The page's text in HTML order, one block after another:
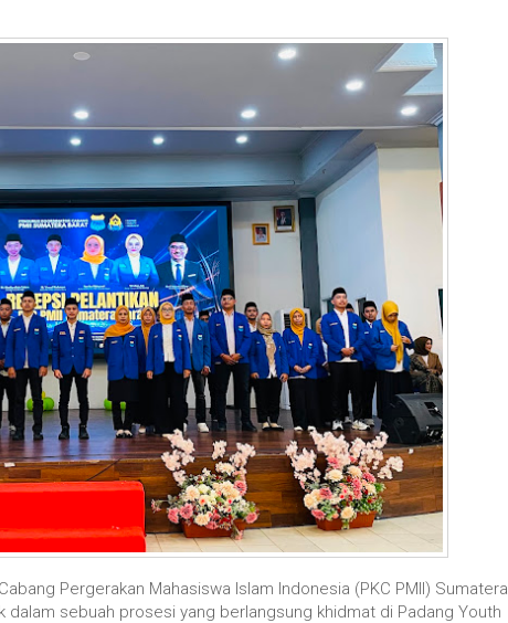
Pergerakan Mahasiswa Islam Indonesia (PKC PMII) Sumatera
dalam sebuah prosesi yang berlangsung khidmat di Padang Youth